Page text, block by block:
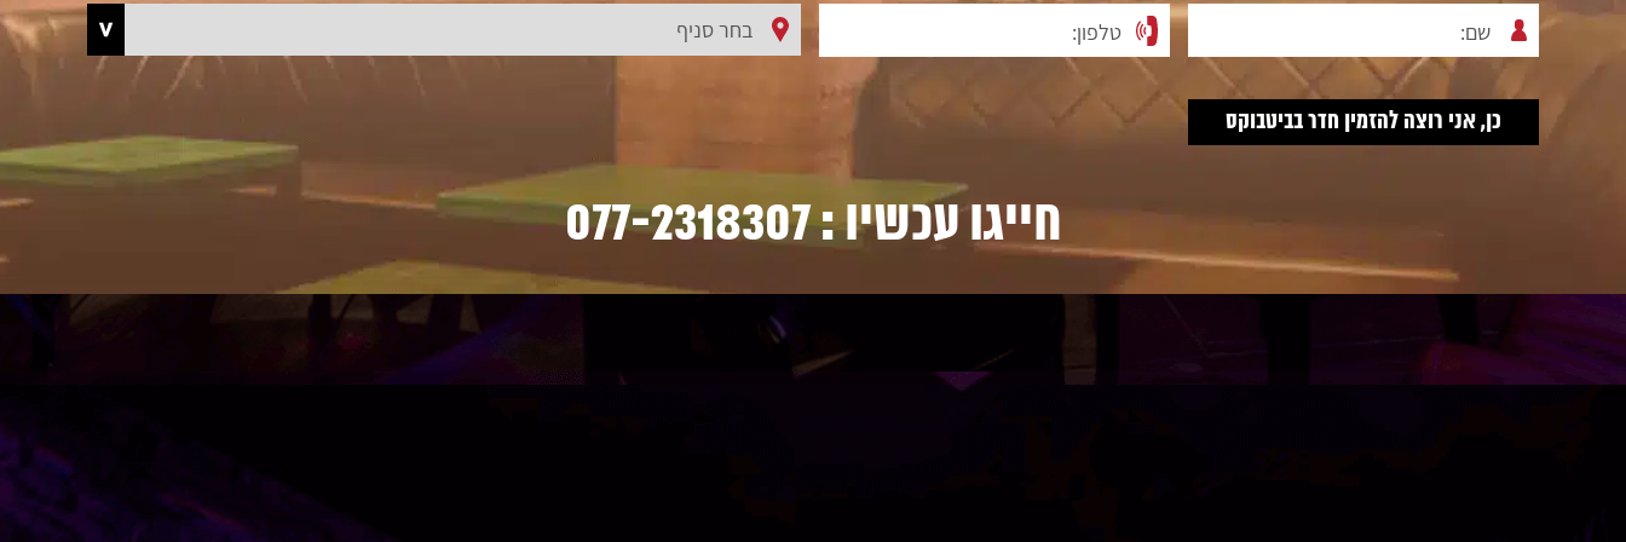
חייגו עכשיו :077-2318307